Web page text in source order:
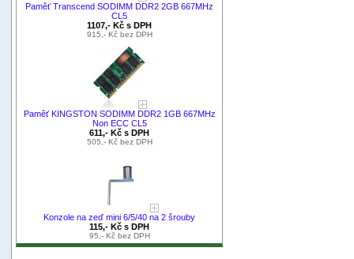
Paměť Transcend SODIMM DDR2 2GB 667MHz
CL5
1107,- Kč s DPH
915,- Kč bez DPH
Paměť KINGSTON SODIMM DDR2 1GB 667MHz
Non ECC CL5
611,- Kč s DPH
505,- Kč bez DPH
Konzole na zeď mini 6/5/40 na 2 šrouby
115,- Kč s DPH
95,- Kč bez DPH